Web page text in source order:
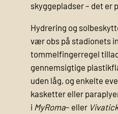
skyggepladser – det er
Hydrering og
vær obs på stadionets
tommelfingerregel
gennemsigtige
uden låg, og enkelte
kasketter eller
i MyRoma– eller